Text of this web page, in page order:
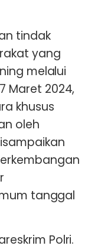
tindak
yang
melalui
Maret 2024,
khusus
oleh
tanggal
Polri.